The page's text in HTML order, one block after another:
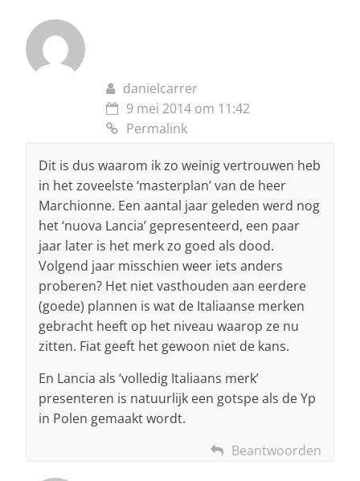
danielcarrer
9 mei 2014 om 11:42
Permalink
Dit is dus waarom ik zo weinig vertrouwen heb
in het zoveelste ‘masterplan’ van de heer
Marchionne. Een aantal jaar geleden werd nog
het ‘nuova Lancia’ gepresenteerd, een paar
jaar later is het merk zo goed als dood.
Volgend jaar misschien weer iets anders
proberen? Het niet vasthouden aan eerdere
(goede) plannen is wat de Italiaanse merken
gebracht heeft op het niveau waarop ze nu
zitten. Fiat geeft het gewoon niet de kans.
En Lancia als ‘volledig Italiaans merk’
presenteren is natuurlijk een gotspe als de Yp
in Polen gemaakt wordt.
Beantwoorden